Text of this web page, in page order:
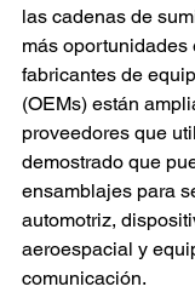
las cadenas de
más oportunidades
fabricantes de
(OEMs) están
proveedores que
demostrado que
ensamblajes para
automotriz,
aeroespacial y
comunicación.